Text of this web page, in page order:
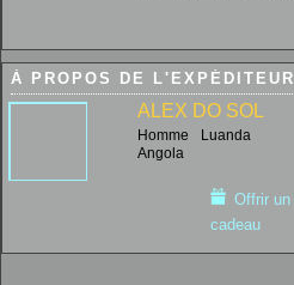
À PROPOS DE L'EXPÉDITEUR
ALEX DO SOL
Homme
Luanda
Angola
Offrir un
cadeau